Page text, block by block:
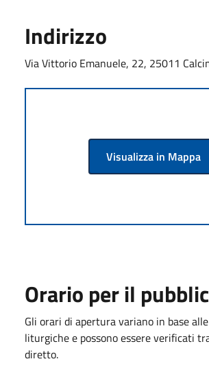
Indirizzo
Via Vittorio Emanuele, 22, 25011
Visualizza in Mappa
Orario per il
Gli orari di apertura variano in base
liturgiche e possono essere verificati
diretto.